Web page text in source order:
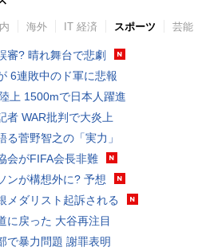
海外 IT 経済 スポーツ 芸能
審? 晴れ舞台で悲劇
6連敗中のド軍に悲報
上 1500mで日本人躍進
者 WAR批判で大炎上
る菅野智之の「実力」
会がFIFA会長非難
ンが構想外に? 予想
メダリスト起訴される
に戻った 大谷再注目
で暴力問題 謝罪表明